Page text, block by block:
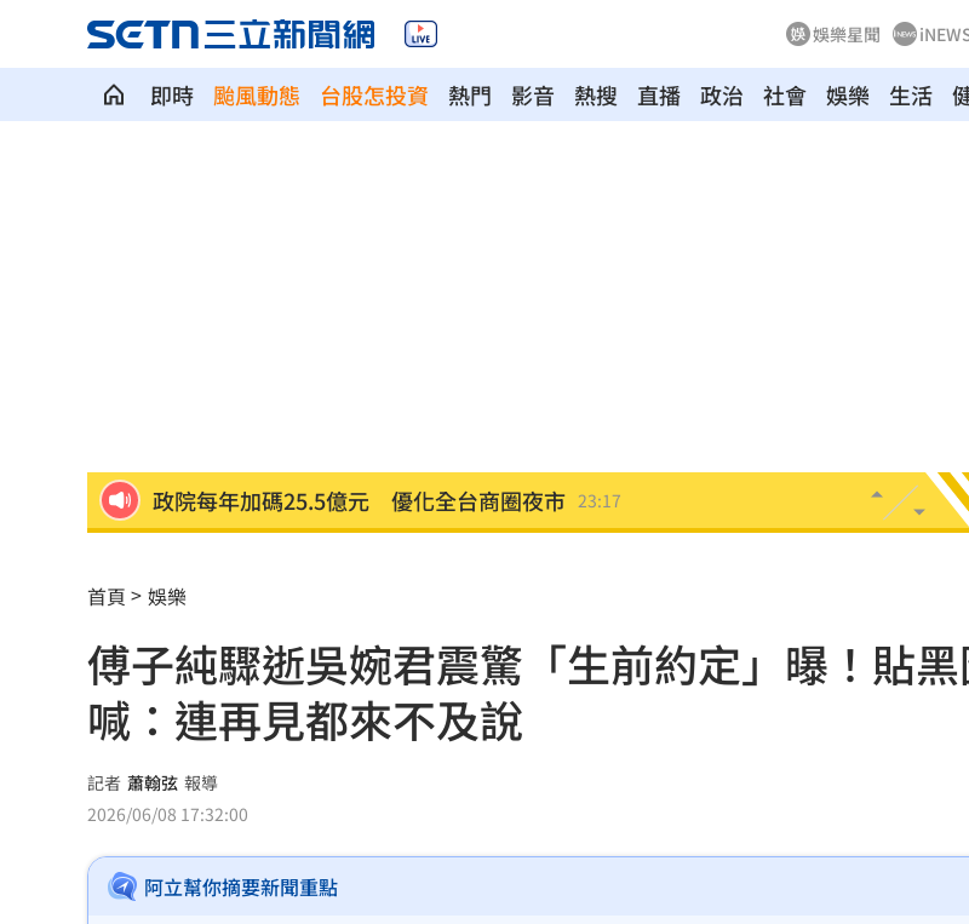
娛樂星聞
即時 颱風動態 台股怎投資 熱門 影音 熱搜 直播 政治 社會 娛樂 生活
癌末男缺錢鋌而走險 3D玩具熊夾藏K他命 23:16
學霸牙醫槓離職員工 為3萬筆電互告慘勝
俄羅斯蝗害肆虐如末日 網驚：聖經十災 23:06
慈濟採購BNT遭詐10億 他：不聽衛福部勸
蔡英文做2件事 黃暐瀚：台東變五五波
蔣萬安危險了！《壹蘋》台北市...
「地獄酷暑」襲南韓 礦泉水曝曬恐致癌
首頁 娛樂
傅子純驟逝吳婉君震驚「生前約定」曝！貼
喊：連再見都來不及說
記者 蕭翰弦 報導
2026/06/08 17:32:00
阿立幫你摘要新聞重點